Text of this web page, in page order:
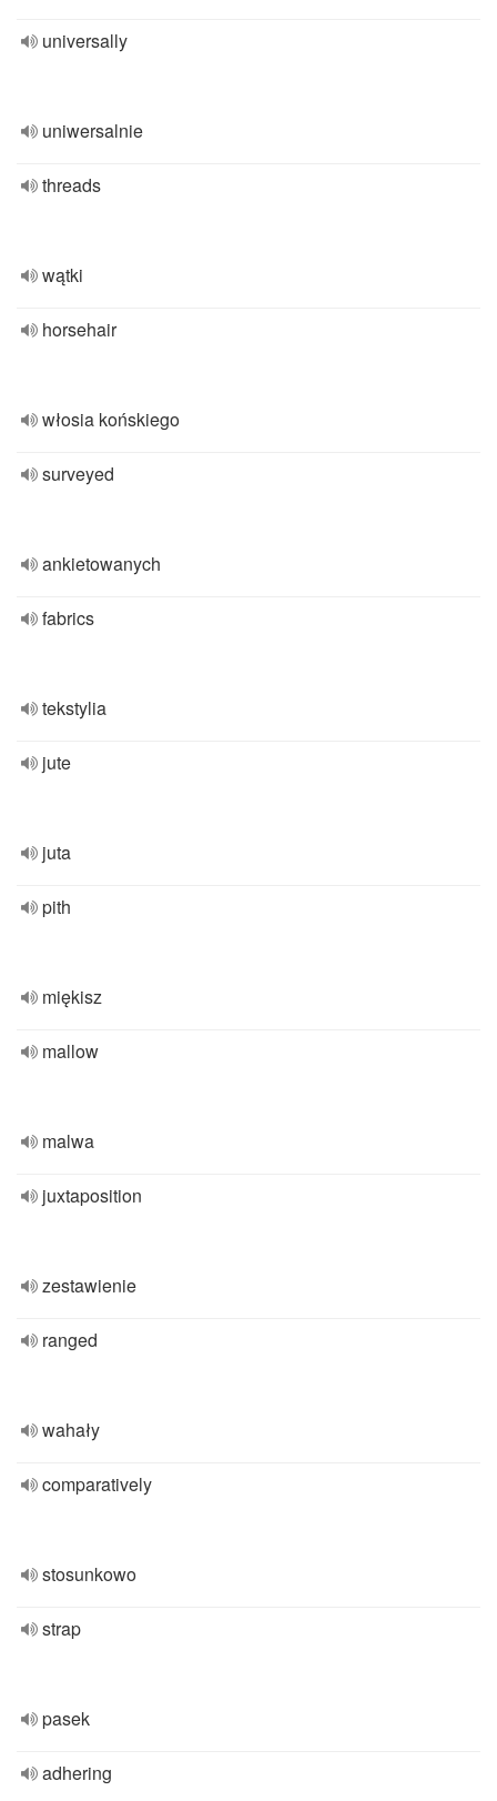
universally
uniwersalnie
threads
wątki
horsehair
włosia końskiego
surveyed
ankietowanych
fabrics
tekstylia
jute
juta
pith
miękisz
mallow
malwa
juxtaposition
zestawienie
ranged
wahały
comparatively
stosunkowo
strap
pasek
adhering